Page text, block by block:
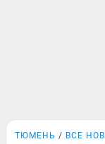
ТЮМЕНЬ ВСЕ